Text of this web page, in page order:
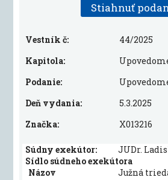
Stiahnuť
Vestník č:
44/2025
Kapitola:
Podanie:
Deň vydania:
5.3.2025
Značka:
X013216
Súdny exekútor:
JUDr.
Sídlo súdneho exekútora
Názov
Južná